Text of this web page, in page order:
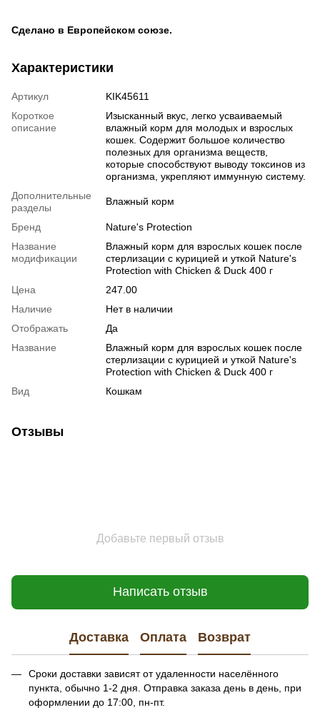
Сделано в Европейском союзе.
Характеристики
Артикул
KIK45611
Короткое
описание
Изысканный вкус, легко усваиваемый
влажный корм для молодых и взрослых
кошек. Содержит большое количество
полезных для организма веществ,
которые способствуют выводу токсинов из
организма, укрепляют иммунную систему.
Дополнительные
разделы
Влажный корм
Бренд
Nature's Protection
Название
модификации
Влажный корм для взрослых кошек после
стерлизации с курицией и уткой Nature's
Protection with Chicken & Duck 400 г
Цена
247.00
Наличие
Нет в наличии
Отображать
Да
Название
Влажный корм для взрослых кошек после
стерлизации с курицией и уткой Nature's
Protection with Chicken & Duck 400 г
Вид
Кошкам
Отзывы
Добавьте первый отзыв
Написать отзыв
Доставка Оплата Возврат
Сроки доставки зависят от удаленности населённого
пункта, обычно 1-2 дня. Отправка заказа день в день, при
оформлении до 17:00, пн-пт.